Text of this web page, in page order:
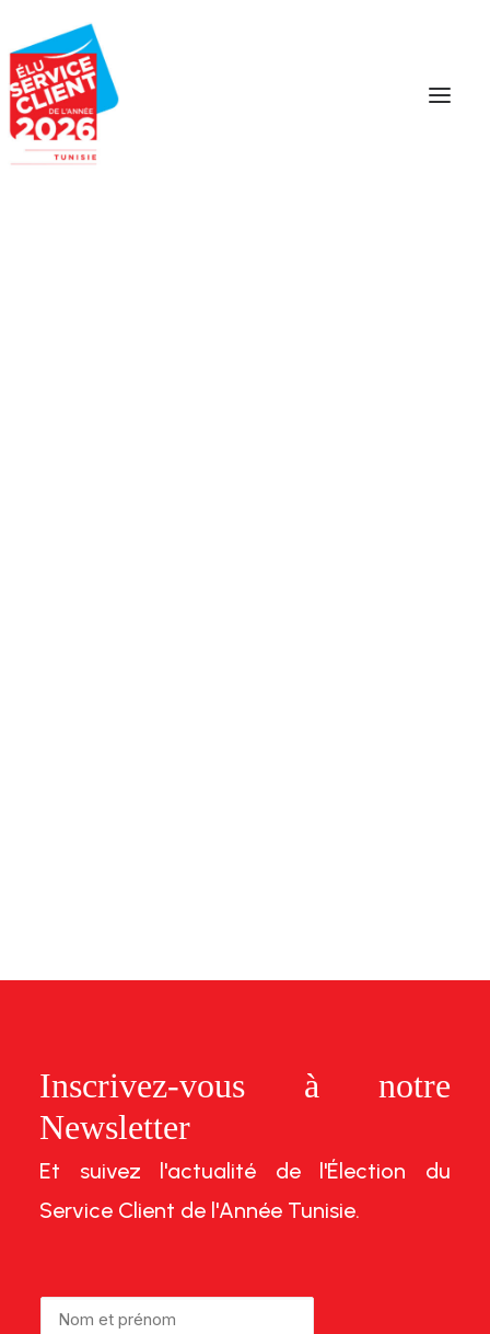
Inscrivez-vous à notre
Newsletter
Et suivez l'actualité de l'Élection du
Service Client de l'Année Tunisie.